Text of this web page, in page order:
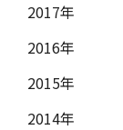
2017年
2016年
2015年
2014年